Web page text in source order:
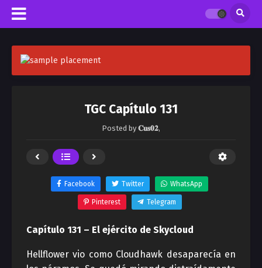
TGC Capítulo 131
Posted by 𝐂𝐮𝐬𝟎𝟐,
Facebook Twitter WhatsApp
Pinterest Telegram
Capítulo 131 – El ejército de Skycloud
Hellflower vio como Cloudhawk desaparecía en